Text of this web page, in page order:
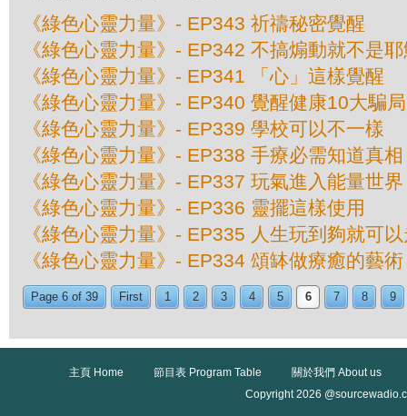
《綠色心靈力量》- EP343 祈禱秘密覺醒
《綠色心靈力量》- EP342 不搞煽動就不是
《綠色心靈力量》- EP341 「心」這樣覺醒
《綠色心靈力量》- EP340 覺醒健康10大騙局
《綠色心靈力量》- EP339 學校可以不一樣
《綠色心靈力量》- EP338 手療必需知道真相
《綠色心靈力量》- EP337 玩氣進入能量世界
《綠色心靈力量》- EP336 靈擺這樣使用
《綠色心靈力量》- EP335 人生玩到夠就可
《綠色心靈力量》- EP334 頌缽做療癒的藝術
Page 6 of 39 First 1 2 3 4 5 6 7 8 9
主頁 Home 節目表 Program Table
關於我們 About us
Copyright 2026